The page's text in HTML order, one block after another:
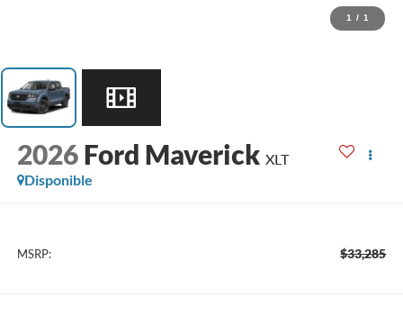
1 / 1
2026 Ford Maverick XLT
Disponible
MSRP: $33,285